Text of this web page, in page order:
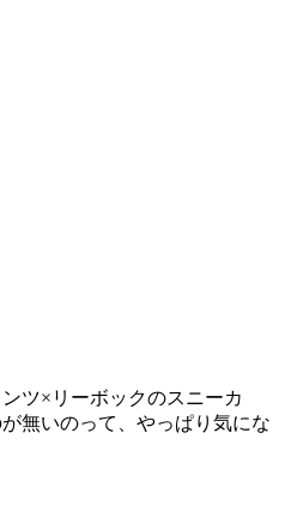
ツ×リーボックのスニーカ
無いのって、やっぱり気にな